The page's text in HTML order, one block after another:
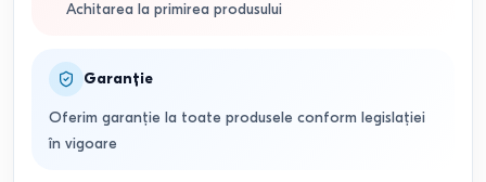
Achitarea la primirea produsului
Garanție
Oferim garanție la toate produsele conform legislației
în vigoare